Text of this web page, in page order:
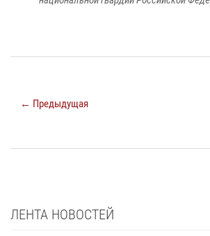
← Предыдущая
ЛЕНТА НОВОСТЕЙ